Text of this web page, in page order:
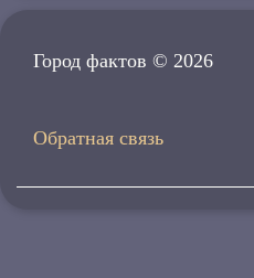
Город фактов © 2026
Обратная связь